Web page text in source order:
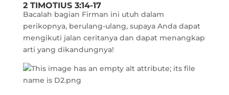
2 TIMOTIUS 3:14-17
Bacalah bagian Firman ini utuh dalam
perikopnya, berulang-ulang, supaya Anda dapat
mengikuti jalan ceritanya dan dapat menangkap
arti yang dikandungnya!